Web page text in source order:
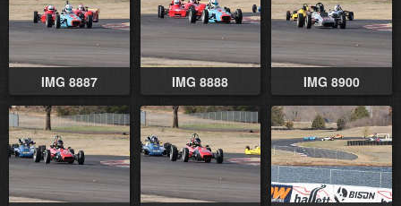
IMG 8887 IMG 8888 IMG 8900